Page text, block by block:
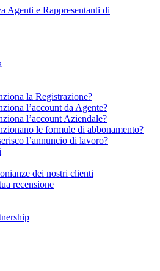
la Registrazione?
l’account da Agente?
l’account Aziendale?
le formule di abbonamento?
l’annuncio di lavoro?
dei nostri clienti
recensione